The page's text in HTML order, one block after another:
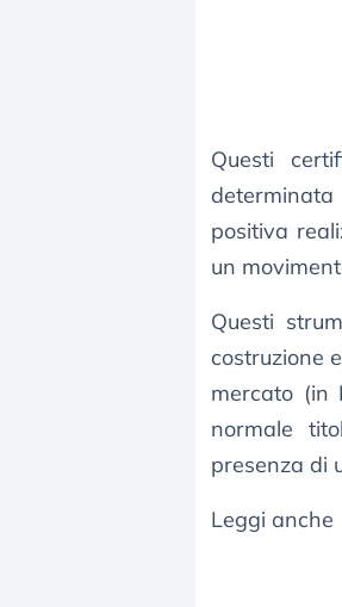
Questi
positiva
un
Questi
costruzione
mercato (in
normale
presenza di
Leggi anche